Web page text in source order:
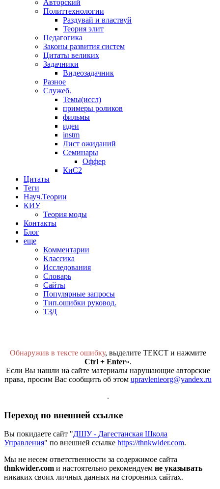
Авторский
Политтехнологии
Раздувай и властвуй
Теория элит
​Педагогика
Законы развития систем
Цитаты великих
Задачники
Видеозадачник
Разное
Служеб.
Темы(иссл)
примеры роликов
фильмы
идеи
instm
Лист ожиданий
Семинары
Оффер
КиС2
Цитаты
Теги
Науч.Теории
КИУ
Теория моды
Контакты
Блог
еще
Комментарии
Классика
Исследования
Словарь
Сайты
Популярные запросы
Тип.ошибки руковод.
ТЗД
Обнаружив в тексте ошибку, выделите ТЕКСТ и нажмите
Ctrl + Enter».
Если Вы нашли на сайте материалы нарушающие авторские
права, просим Вас сообщить об этом upravlenieorg@yandex.ru
.
Переход по внешней ссылке
Вы покидаете сайт "ДШУ - Дагестанская Школа
Управления" по внешней ссылке https://thnkwider.com.
Мы не несем ответственности за содержимое сайта
thnkwider.com и настоятельно рекомендуем не указывать
никаких своих личных данных на сторонних сайтах.